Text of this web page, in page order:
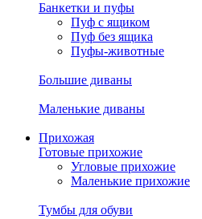
Банкетки и пуфы
Пуф с ящиком
Пуф без ящика
Пуфы-животные
Большие диваны
Маленькие диваны
Прихожая
Готовые прихожие
Угловые прихожие
Маленькие прихожие
Тумбы для обуви